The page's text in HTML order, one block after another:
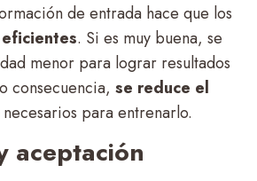
de entrada hace que los
. Si es muy buena, se
menor para lograr resultados
consecuencia, se reduce el
necesarios para entrenarlo.
aceptación